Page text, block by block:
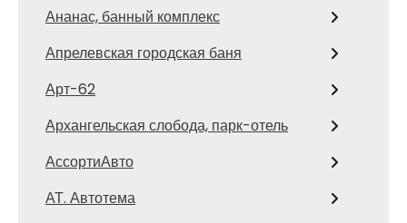
Ананас, банный комплекс
Апрелевская городская баня
Арт-62
Архангельская слобода, парк-отель
АссортиАвто
АТ. Автотема